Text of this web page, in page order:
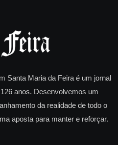
Santa Maria da Feira é um jornal
anos. Desenvolvemos um
da realidade de todo o
aposta para manter e reforçar.